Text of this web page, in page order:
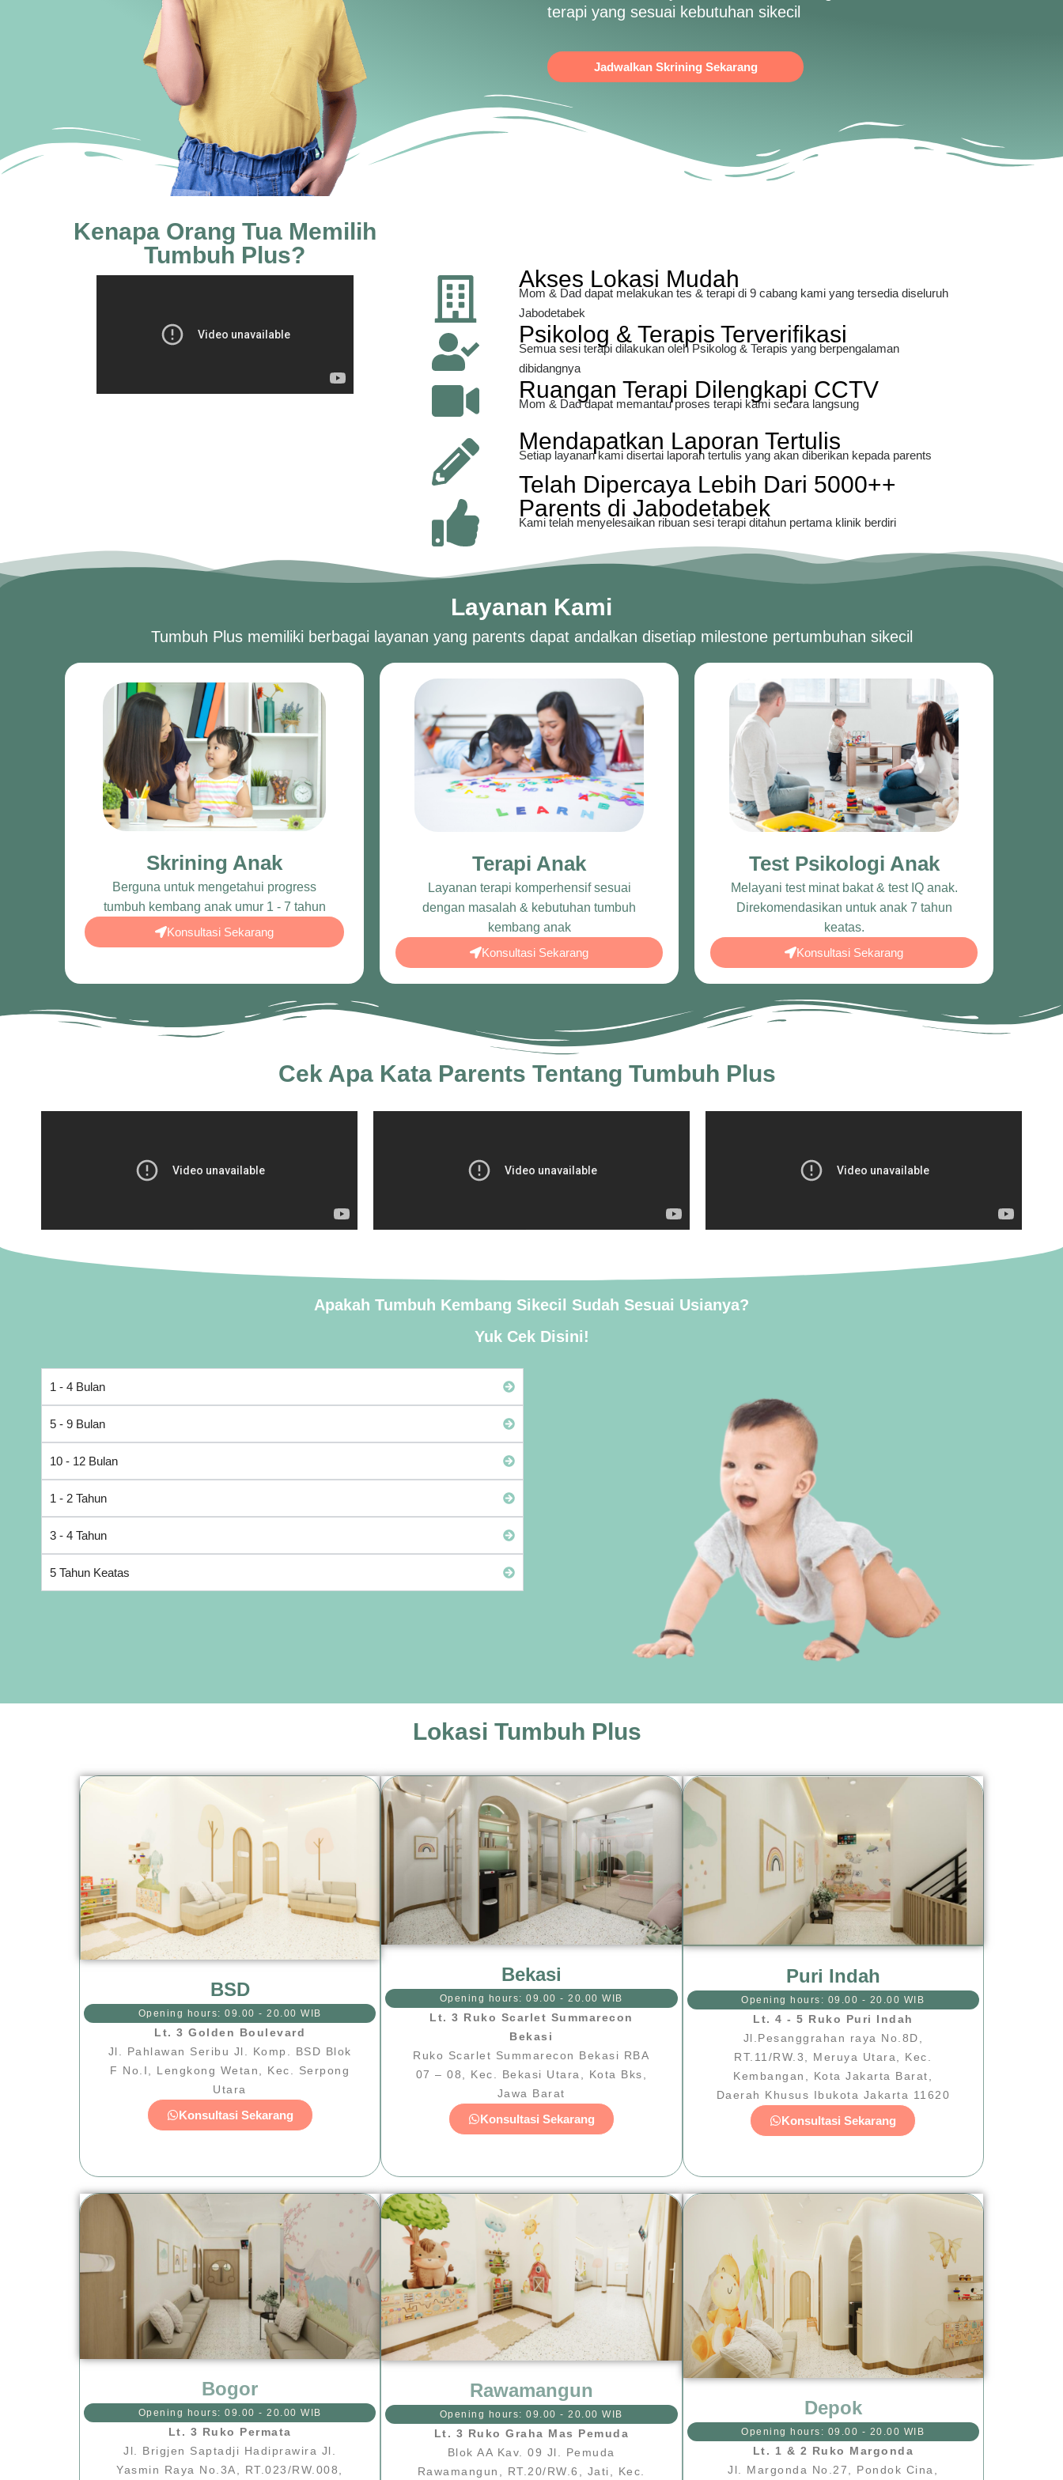
terapi yang sesuai kebutuhan sikecil
Jadwalkan Skrining Sekarang
Kenapa Orang Tua Memilih
Tumbuh Plus?
Akses Lokasi Mudah
Mom & Dad dapat melakukan tes & terapi di 9 cabang kami yang tersedia diseluruh
Jabodetabek
Psikolog & Terapis Terverifikasi
Semua sesi terapi dilakukan oleh Psikolog & Terapis yang berpengalaman
dibidangnya
Ruangan Terapi Dilengkapi CCTV
Mom & Dad dapat memantau proses terapi kami secara langsung
Mendapatkan Laporan Tertulis
Setiap layanan kami disertai laporan tertulis yang akan diberikan kepada parents
Telah Dipercaya Lebih Dari 5000++
Parents di Jabodetabek
Kami telah menyelesaikan ribuan sesi terapi ditahun pertama klinik berdiri
Layanan Kami
Tumbuh Plus memiliki berbagai layanan yang parents dapat andalkan disetiap milestone pertumbuhan sikecil
Skrining Anak
Berguna untuk mengetahui progress
tumbuh kembang anak umur 1 - 7 tahun
Konsultasi Sekarang
Terapi Anak
Layanan terapi komperhensif sesuai
dengan masalah & kebutuhan tumbuh
kembang anak
Konsultasi Sekarang
Test Psikologi Anak
Melayani test minat bakat & test IQ anak.
Direkomendasikan untuk anak 7 tahun
keatas.
Konsultasi Sekarang
Cek Apa Kata Parents Tentang Tumbuh Plus
Apakah Tumbuh Kembang Sikecil Sudah Sesuai Usianya?
Yuk Cek Disini!
1 - 4 Bulan
5 - 9 Bulan
10 - 12 Bulan
1 - 2 Tahun
3 - 4 Tahun
5 Tahun Keatas
Lokasi Tumbuh Plus
BSD
Opening hours: 09.00 - 20.00 WIB
Lt. 3 Golden Boulevard
Jl. Pahlawan Seribu Jl. Komp. BSD Blok
F No.I, Lengkong Wetan, Kec. Serpong
Utara
Konsultasi Sekarang
Bekasi
Opening hours: 09.00 - 20.00 WIB
Lt. 3 Ruko Scarlet Summarecon
Bekasi
Ruko Scarlet Summarecon Bekasi RBA
07 – 08, Kec. Bekasi Utara, Kota Bks,
Jawa Barat
Konsultasi Sekarang
Puri Indah
Opening hours: 09.00 - 20.00 WIB
Lt. 4 - 5 Ruko Puri Indah
Jl.Pesanggrahan raya No.8D,
RT.11/RW.3, Meruya Utara, Kec.
Kembangan, Kota Jakarta Barat,
Daerah Khusus Ibukota Jakarta 11620
Konsultasi Sekarang
Bogor
Opening hours: 09.00 - 20.00 WIB
Lt. 3 Ruko Permata
Jl. Brigjen Saptadji Hadiprawira Jl.
Yasmin Raya No.3A, RT.023/RW.008,
Rawamangun
Opening hours: 09.00 - 20.00 WIB
Lt. 3 Ruko Graha Mas Pemuda
Blok AA Kav. 09 Jl. Pemuda
Rawamangun, RT.20/RW.6, Jati, Kec.
Depok
Opening hours: 09.00 - 20.00 WIB
Lt. 1 & 2 Ruko Margonda
Jl. Margonda No.27, Pondok Cina,